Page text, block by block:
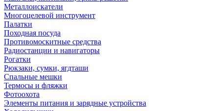
Металлоискатели
Многоцелевой инструмент
Палатки
Походная посуда
Противомоскитные средства
Радиостанции и навигаторы
Рогатки
Рюкзаки, сумки, ягдташи
Спальные мешки
Термосы и фляжки
Фотоохота
Элементы питания и зарядные устройства